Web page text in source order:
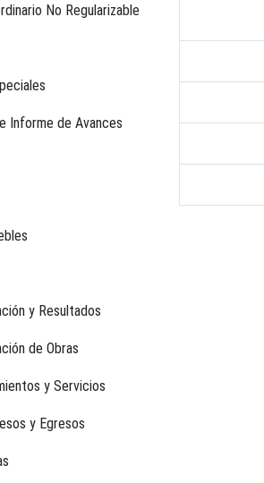
No Regularizable
Informe de Avances
y Resultados
de Obras
y Servicios
y Egresos